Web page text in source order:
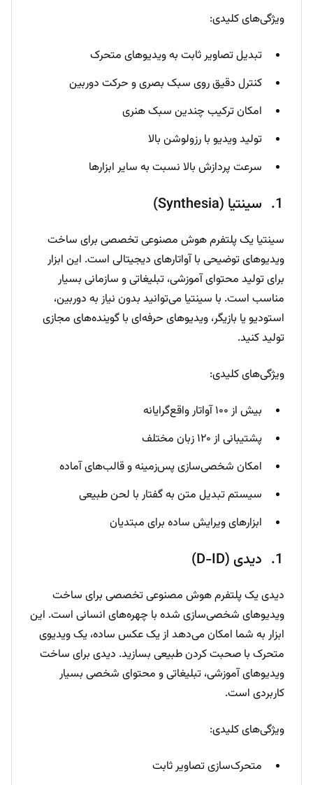
ویژگی‌های کلیدی:
تبدیل تصاویر ثابت به ویدیوهای متحرک
کنترل دقیق روی سبک بصری و حرکت دوربین
امکان ترکیب چندین سبک هنری
تولید ویدیو با رزولوشن بالا
سرعت پردازش بالا نسبت به سایر ابزارها
سینتیا (Synthesia)
سینتیا یک پلتفرم هوش مصنوعی تخصصی برای ساخت
ویدیوهای توضیحی با آواتارهای دیجیتالی است. این ابزار
برای تولید محتوای آموزشی، تبلیغاتی و سازمانی بسیار
مناسب است. با سینتیا می‌توانید بدون نیاز به دوربین،
استودیو یا بازیگر، ویدیوهای حرفه‌ای با گوینده‌های مجازی
تولید کنید.
ویژگی‌های کلیدی:
بیش از ۱۰۰ آواتار واقع‌گرایانه
پشتیبانی از ۱۲۰ زبان مختلف
امکان شخصی‌سازی پس‌زمینه و قالب‌های آماده
سیستم تبدیل متن به گفتار با لحن طبیعی
ابزارهای ویرایش ساده برای مبتدیان
دیدی (D-ID)
دیدی یک پلتفرم هوش مصنوعی تخصصی برای ساخت
ویدیوهای شخصی‌سازی شده با چهره‌های انسانی است. این
ابزار به شما امکان می‌دهد از یک عکس ساده، یک ویدیوی
متحرک با صحبت کردن طبیعی بسازید. دیدی برای ساخت
ویدیوهای آموزشی، تبلیغاتی و محتوای شخصی بسیار
کاربردی است.
ویژگی‌های کلیدی:
متحرک‌سازی تصاویر ثابت